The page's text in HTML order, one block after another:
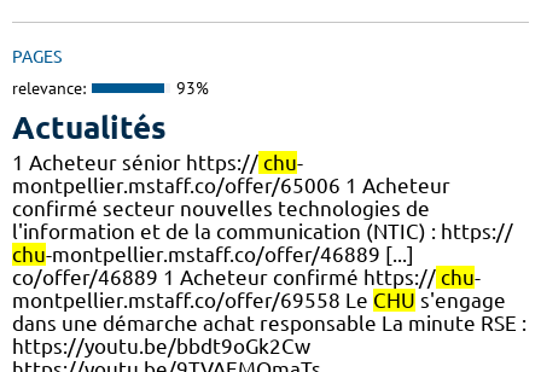
PAGES
relevance: 93%
Actualités
1 Acheteur sénior https:// chu-
montpellier.mstaff.co/offer/65006 1 Acheteur
confirmé secteur nouvelles technologies de
l'information et de la communication (NTIC) : https://
chu-montpellier.mstaff.co/offer/46889 [...]
co/offer/46889 1 Acheteur confirmé https:// chu-
montpellier.mstaff.co/offer/69558 Le CHU s'engage
dans une démarche achat responsable La minute RSE :
https://youtu.be/bbdt9oGk2Cw